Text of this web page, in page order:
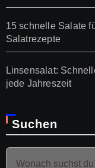
15 schnelle Salate
Salatrezepte
Linsensalat:
jede Jahreszeit
Suchen